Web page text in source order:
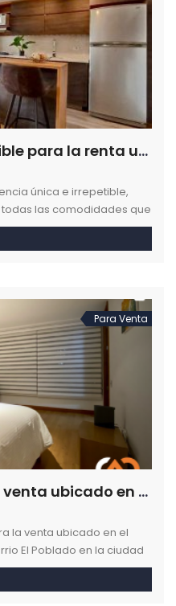
Apartamento disponible para la renta ubicado en el sector de Milla de Oro en Medellín
única e irrepetible,
las comodidades que
brindar. Descubre
Para Venta
Apartamento para la venta ubicado en el sector de Milla de Oro en la ciudad de Medellín
la venta ubicado en el
El Poblado en la ciudad